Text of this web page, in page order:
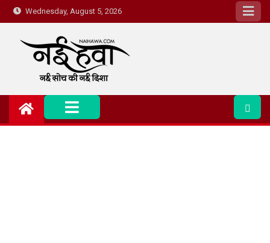
Wednesday, August 5, 2026
Nai Hawa